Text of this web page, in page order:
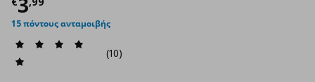
15 πόντους ανταμοιβής
(10)